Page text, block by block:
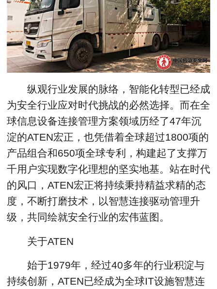
纵观行业发展的脉络，智能化转型已经成
为安全行业应对时代挑战的必然选择。而在全
球信息设备连接管理方案领域历经了47年沉
淀的ATEN宏正，也凭借着全球超过1800项的
产品组合和650项全球专利，构建起了支撑万
千用户实现数字化理想的坚实地基。站在时代
的风口，ATEN宏正将持续秉持精益求精的态
度，不断打磨技术，以智慧连接驱动管理升
级，共同绘就安全行业的宏伟蓝图。
关于ATEN
始于1979年，经过40多年的行业积淀与
持续创新，ATEN已经成为全球IT设施智慧连